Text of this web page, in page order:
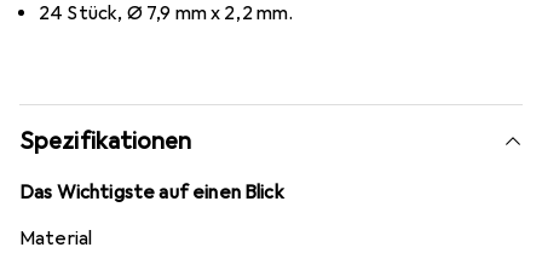
24 Stück, Ø 7,9 mm x 2,2 mm.
Spezifikationen
Das Wichtigste auf einen Blick
Material